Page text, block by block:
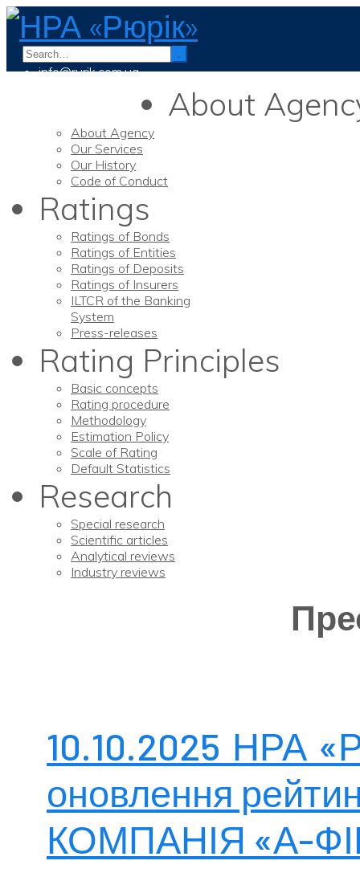
.
info@rurik.com.ua
About
About Agency
Our Services
Our History
Code of Conduct
Ratings
Ratings of Bonds
Ratings of Entities
Ratings of Deposits
Ratings of Insurers
ILTCR of the Banking
System
Press-releases
Rating Principles
Basic concepts
Rating procedure
Methodology
Estimation Policy
Scale of Rating
Default Statistics
Research
Special research
Scientific articles
Analytical reviews
Industry reviews
10.10.2025 НРА
оновлення
КОМПАНІЯ «А-